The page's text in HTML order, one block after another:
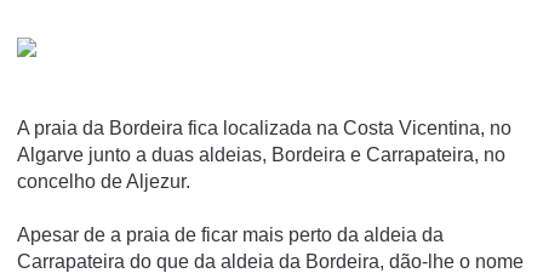
A praia da Bordeira fica localizada na Costa Vicentina, no
Algarve junto a duas aldeias, Bordeira e Carrapateira, no
concelho de Aljezur.
Apesar de a praia de ficar mais perto da aldeia da
Carrapateira do que da aldeia da Bordeira, dão-lhe o nome